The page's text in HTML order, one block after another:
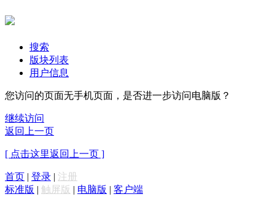
搜索
版块列表
用户信息
您访问的页面无手机页面，是否进一步访问电脑版？
继续访问
返回上一页
[ 点击这里返回上一页 ]
首页 | 登录 | 注册
标准版 | 触屏版 | 电脑版 | 客户端